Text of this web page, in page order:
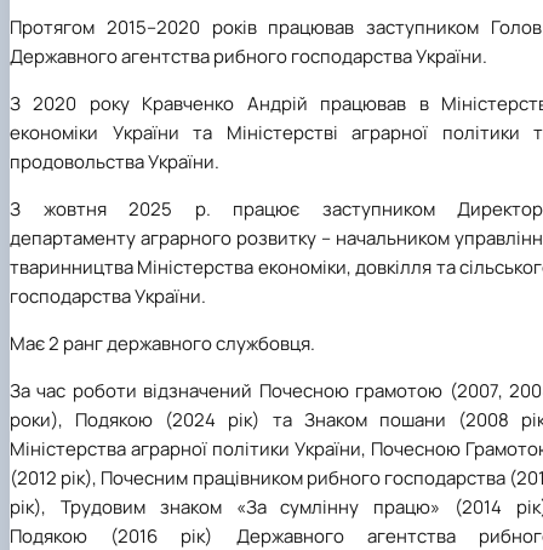
Протягом 2015–2020 років працював заступником
Державного агентства рибного господарства України.
З 2020 року Кравченко Андрій працював в
економіки України та Міністерстві аграрної політики
продовольства України.
З жовтня 2025 р. працює заступником
департаменту аграрного розвитку – начальником
тваринництва Міністерства економіки, довкілля та
господарства України.
Має 2 ранг державного службовця.
За час роботи відзначений Почесною грамотою (2007,
роки), Подякою (2024 рік) та Знаком пошани (2008
Міністерства аграрної політики України, Почесною
(2012 рік), Почесним працівником рибного господарства
рік), Трудовим знаком «За сумлінну працю» (2014
Подякою (2016 рік) Державного агентства